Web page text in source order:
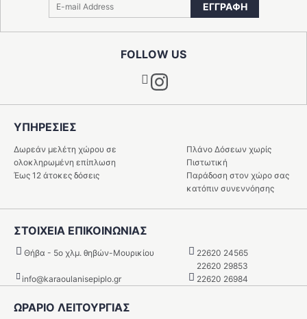
FOLLOW US
Instagram
ΕΓΓΡΑΦΗ
ΩΡΑΡΙΟ ΛΕΙΤΟΥΡΓΙΑΣ
ΥΠΗΡΕΣIΕΣ
Δωρεάν μελέτη χώρου σε
ολοκληρωμένη επίπλωση
Πλάνο Δόσεων χωρίς
Πιστωτική
Έως 12 άτοκες δόσεις
Παράδοση στον χώρο σας
κατόπιν συνεννόησης
ΣΤΟΙΧΕΙΑ ΕΠΙΚΟΙΝΩΝΙΑΣ
Θήβα - 5o χλμ. θηβών-Μουρικίου
22620 24565
22620 29853
info@karaoulanisepiplo.gr
22620 26984